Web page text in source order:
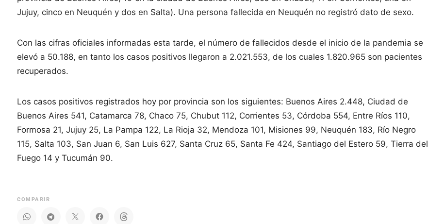
Jujuy, cinco en Neuquén y dos en Salta). Una persona fallecida en Neuquén no registró dato de sexo.
Con las cifras oficiales informadas esta tarde, el número de fallecidos desde el inicio de la pandemia se
elevó a 50.188, en tanto los casos positivos llegaron a 2.021.553, de los cuales 1.820.965 son pacientes
recuperados.
Los casos positivos registrados hoy por provincia son los siguientes: Buenos Aires 2.448, Ciudad de
Buenos Aires 541, Catamarca 78, Chaco 75, Chubut 112, Corrientes 53, Córdoba 554, Entre Ríos 110,
Formosa 21, Jujuy 25, La Pampa 122, La Rioja 32, Mendoza 101, Misiones 99, Neuquén 183, Río Negro
115, Salta 103, San Juan 6, San Luis 627, Santa Cruz 65, Santa Fe 424, Santiago del Estero 59, Tierra del
Fuego 14 y Tucumán 90.
COMPARIR